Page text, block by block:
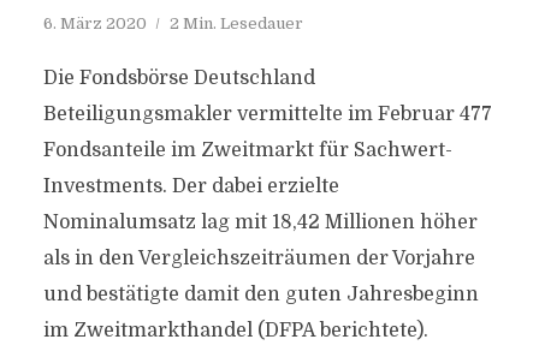
6. März 2020 2 Min. Lesedauer
Die Fondsbörse Deutschland
Beteiligungsmakler vermittelte im Februar 477
Fondsanteile im Zweitmarkt für Sachwert-
Investments. Der dabei erzielte
Nominalumsatz lag mit 18,42 Millionen höher
als in den Vergleichszeiträumen der Vorjahre
und bestätigte damit den guten Jahresbeginn
im Zweitmarkthandel (DFPA berichtete).